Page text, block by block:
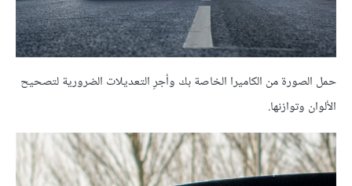
حمل الصورة من الكاميرا الخاصة بك وأجرِ التعديلات الضرورية لتصحيح
الألوان وتوازنها.